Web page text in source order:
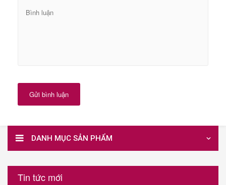
Gửi bình luận
DANH MỤC SẢN PHẨM
Tin tức mới